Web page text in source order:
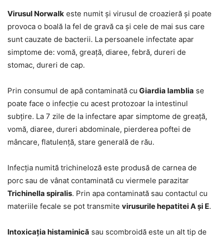
Virusul Norwalk este numit și virusul de croazieră și poate
provoca o boală la fel de gravă ca și cele de mai sus care
sunt cauzate de bacterii. La persoanele infectate apar
simptome de: vomă, greață, diaree, febră, dureri de
stomac, dureri de cap.
Prin consumul de apă contaminată cu Giardia lamblia se
poate face o infecție cu acest protozoar la intestinul
subțire. La 7 zile de la infectare apar simptome de greață,
vomă, diaree, dureri abdominale, pierderea poftei de
mâncare, flatulență, stare generală de rău.
Infecția numită trichineloză este produsă de carnea de
porc sau de vânat contaminată cu viermele parazitar
Trichinella spiralis. Prin apa contaminată sau contactul cu
materiile fecale se pot transmite virusurile hepatitei A și E.
Intoxicația histaminică sau scombroidă este un alt tip de